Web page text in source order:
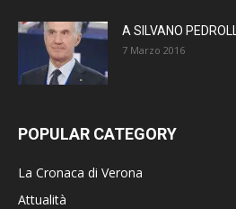
A SILVANO
7 Marzo 2016
POPULAR CATEGORY
La Cronaca di Verona
Attualità